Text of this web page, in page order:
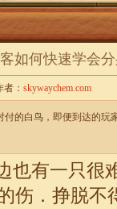
如何快速学会
者： skywaychem.com
付的白鸟，即便到达的玩
也有一只很
伤．挣脱不